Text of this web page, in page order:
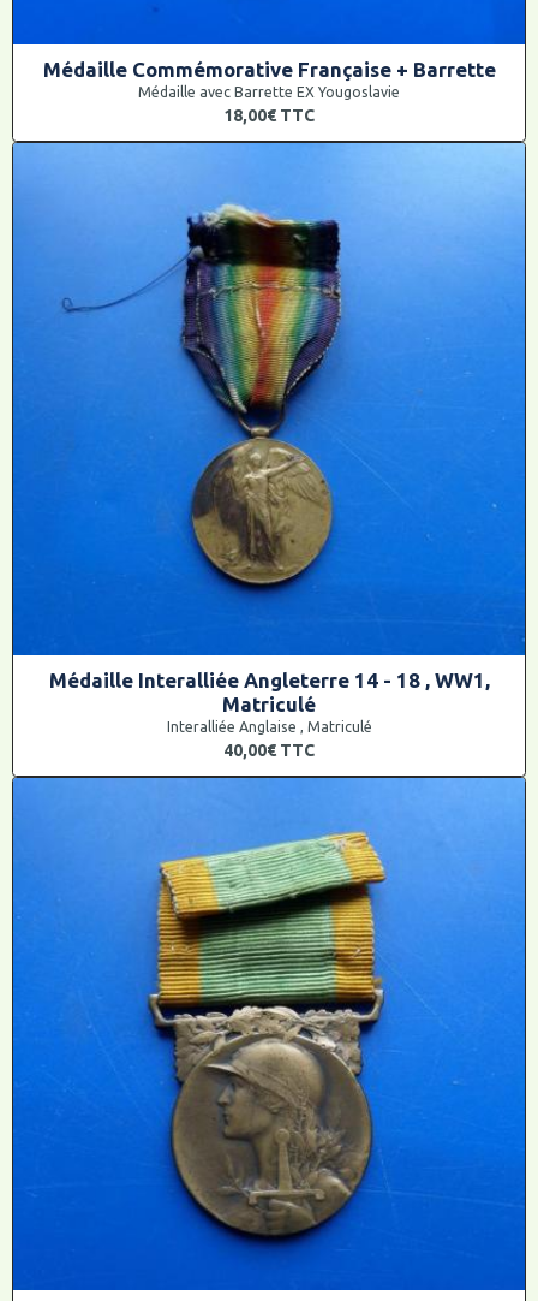
Médaille Commémorative Française + Barrette
Médaille avec Barrette EX Yougoslavie
18,00€ TTC
Médaille Interalliée Angleterre 14 - 18 , WW1,
Matriculé
Interalliée Anglaise , Matriculé
40,00€ TTC